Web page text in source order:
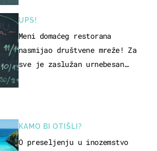
UPS!
Meni domaćeg restorana
nasmijao društvene mreže! Za
sve je zaslužan urnebesan
KAMO BI OTIŠLI?
O preseljenju u inozemstvo